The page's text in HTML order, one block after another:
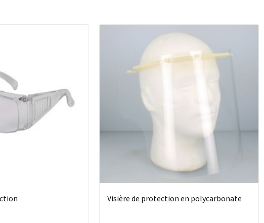
Visière de protection en polycarbonate